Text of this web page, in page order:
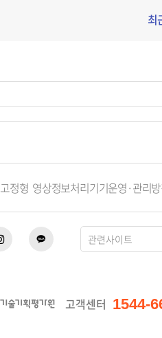
최
고정형 영상정보처리기기운영·관리
고객센터 1544-